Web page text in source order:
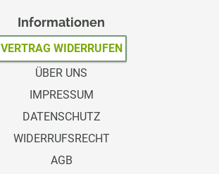
Informationen
VERTRAG WIDERRUFEN
ÜBER UNS
IMPRESSUM
DATENSCHUTZ
WIDERRUFSRECHT
AGB